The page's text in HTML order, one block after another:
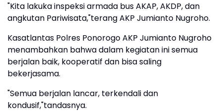
"Kita lakuka inspeksi armada bus AKAP, AKDP, dan
angkutan Pariwisata,"terang AKP Jumianto Nugroho.
Kasatlantas Polres Ponorogo AKP Jumianto Nugroho
menambahkan bahwa dalam kegiatan ini semua
berjalan baik, kooperatif dan bisa saling
bekerjasama.
"Semua berjalan lancar, terkendali dan
kondusif,"tandasnya.